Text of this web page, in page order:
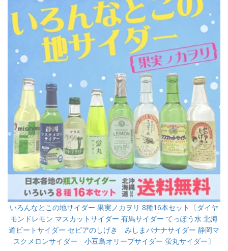
いろんなとこの地サイダー 果実ノカヲリ 8種16本セット〔ダイヤ
モンドレモン マスカットサイダー 有馬サイダー てっぽう水 北海
道ビートサイダー セピアのしげき みしまバナナサイダー 静岡マ
スクメロンサイダー 小豆島オリーブサイダー 蛍丸サイダー〕